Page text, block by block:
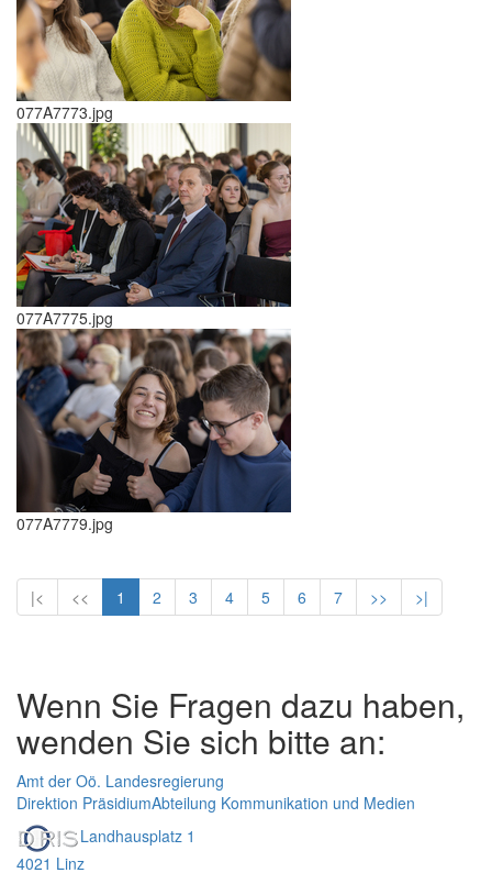
077A7773.jpg
077A7775.jpg
077A7779.jpg
|< << 1 2 3 4 5 6 7 >> >|
Wenn Sie Fragen dazu haben,
wenden Sie sich bitte an:
Amt der Oö. Landesregierung
Direktion PräsidiumAbteilung Kommunikation und Medien
Landhausplatz 1
4021 Linz